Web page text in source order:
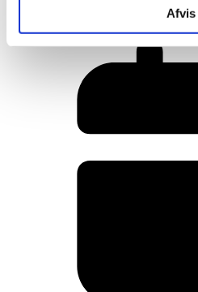
Afvis